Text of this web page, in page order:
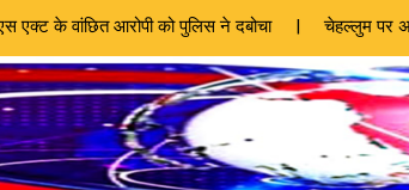
आरोपी को पुलिस ने दबोचा | चेहल्लुम पर अकीदत के साथ